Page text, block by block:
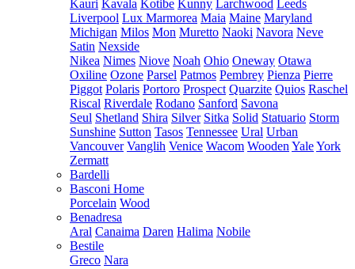
Kauri Kavala Kotibe Kunny Larchwood Leeds
Liverpool Lux Marmorea Maia Maine Maryland
Michigan Milos Mon Muretto Naoki Navora Neve
Satin Nexside
Nikea Nimes Niove Noah Ohio Oneway Otawa
Oxiline Ozone Parsel Patmos Pembrey Pienza Pierre
Piggot Polaris Portoro Prospect Quarzite Quios Raschel
Riscal Riverdale Rodano Sanford Savona
Seul Shetland Shira Silver Sitka Solid Statuario Storm
Sunshine Sutton Tasos Tennessee Ural Urban
Vancouver Vanglih Venice Wacom Wooden YaleYork
Zermatt
Bardelli
Basconi Home
Porcelain Wood
Benadresa
Aral Canaima Daren Halima Nobile
Bestile
Greco Nara